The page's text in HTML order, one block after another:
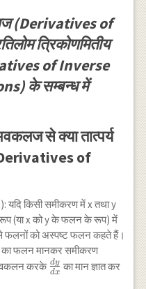
(Derivatives of
त्रिकोणमितीय
of Inverse
के सम्बन्ध में
से क्या तात्पर्य
of
किसी समीकरण में x तथा y
(या x को y के फलन के रूप) में
फलनों को अस्पष्ट फलन कहते हैं।
का फलन मानकर समीकरण
करके \frac{dy}
dx
dy का मान ज्ञात कर